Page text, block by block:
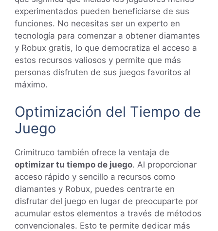
experimentados pueden beneficiarse de sus
funciones. No necesitas ser un experto en
tecnología para comenzar a obtener diamantes
y Robux gratis, lo que democratiza el acceso a
estos recursos valiosos y permite que más
personas disfruten de sus juegos favoritos al
máximo.
Optimización del Tiempo de
Juego
Crimitruco también ofrece la ventaja de
optimizar tu tiempo de juego. Al proporcionar
acceso rápido y sencillo a recursos como
diamantes y Robux, puedes centrarte en
disfrutar del juego en lugar de preocuparte por
acumular estos elementos a través de métodos
convencionales. Esto te permite dedicar más